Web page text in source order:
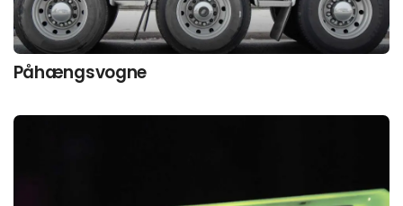
Påhængsvogne